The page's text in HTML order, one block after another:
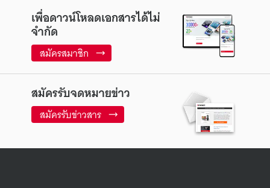
เพื่อดาวน์โหลดเอกสารได้ไม่
จำกัด
สมัครสมาชิก
สมัครรับจดหมายข่าว
สมัครรับข่าวสาร